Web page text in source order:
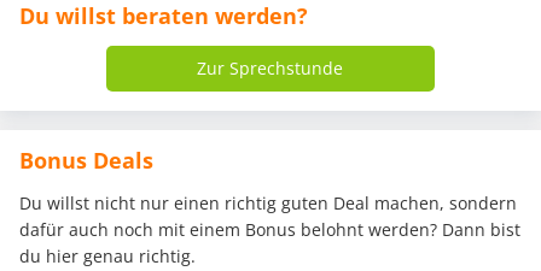
Du willst beraten werden?
Zur Sprechstunde
Bonus Deals
Du willst nicht nur einen richtig guten Deal machen, sondern
dafür auch noch mit einem Bonus belohnt werden? Dann bist
du hier genau richtig.